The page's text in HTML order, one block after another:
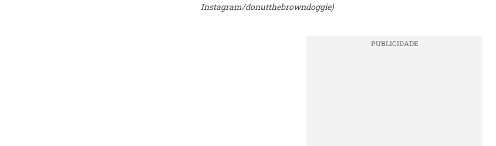
Instagram/donutthebrowndoggie)